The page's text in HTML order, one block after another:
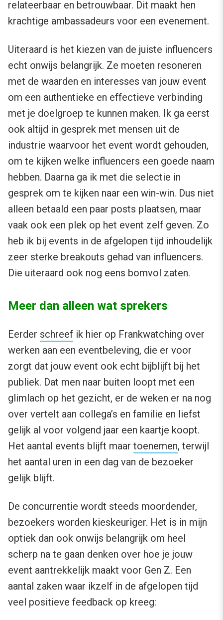
relateerbaar en betrouwbaar. Dit maakt hen
krachtige ambassadeurs voor een evenement.
Uiteraard is het kiezen van de juiste influencers
echt onwijs belangrijk. Ze moeten resoneren
met de waarden en interesses van jouw event
om een authentieke en effectieve verbinding
met je doelgroep te kunnen maken. Ik ga eerst
ook altijd in gesprek met mensen uit de
industrie waarvoor het event wordt gehouden,
om te kijken welke influencers een goede naam
hebben. Daarna ga ik met die selectie in
gesprek om te kijken naar een win-win. Dus niet
alleen betaald een paar posts plaatsen, maar
vaak ook een plek op het event zelf geven. Zo
heb ik bij events in de afgelopen tijd inhoudelijk
zeer sterke breakouts gehad van influencers.
Die uiteraard ook nog eens bomvol zaten.
Meer dan alleen wat sprekers
Eerder schreef ik hier op Frankwatching over
werken aan een eventbeleving, die er voor
zorgt dat jouw event ook echt bijblijft bij het
publiek. Dat men naar buiten loopt met een
glimlach op het gezicht, er de weken er na nog
over vertelt aan collega’s en familie en liefst
gelijk al voor volgend jaar een kaartje koopt.
Het aantal events blijft maar toenemen, terwijl
het aantal uren in een dag van de bezoeker
gelijk blijft.
De concurrentie wordt steeds moordender,
bezoekers worden kieskeuriger. Het is in mijn
optiek dan ook onwijs belangrijk om heel
scherp na te gaan denken over hoe je jouw
event aantrekkelijk maakt voor Gen Z. Een
aantal zaken waar ikzelf in de afgelopen tijd
veel positieve feedback op kreeg: